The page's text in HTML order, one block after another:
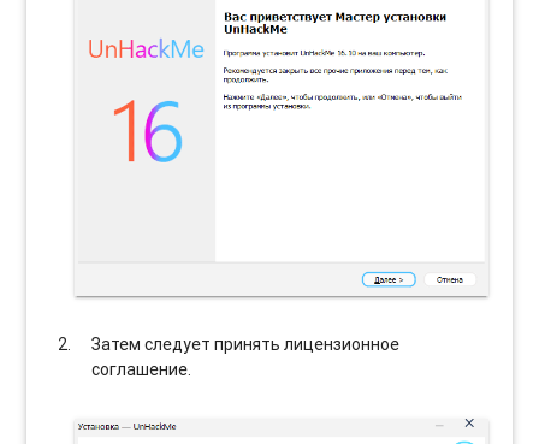
Затем следует принять лицензионное
соглашение.